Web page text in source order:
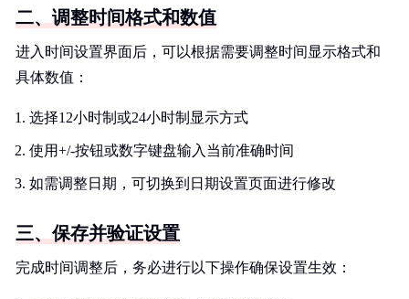
二、调整时间格式和数值
进入时间设置界面后，可以根据需要调整时间显示格式和
具体数值：
选择12小时制或24小时制显示方式
使用+/-按钮或数字键盘输入当前准确时间
如需调整日期，可切换到日期设置页面进行修改
三、保存并验证设置
完成时间调整后，务必进行以下操作确保设置生效：